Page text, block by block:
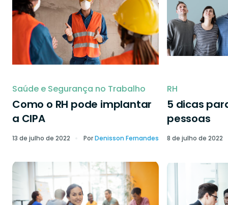
Saúde e Segurança no Trabalho
Como o RH pode implantar
a CIPA
13 de julho de 2022 PorDenisson Fernandes
RH
5 dicas
pessoas
8 de julho de 2022